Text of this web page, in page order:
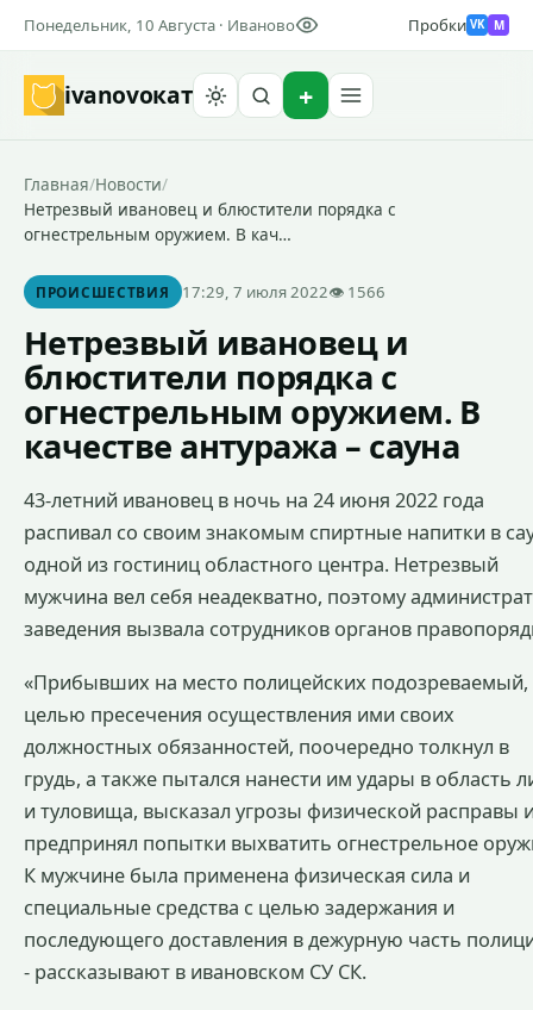
Понедельник, 10 Августа · Иваново Пробки VK M
ivanovoкат
Главная/Новости/
Нетрезвый ивановец и блюстители порядка с
огнестрельным оружием. В кач…
ПРОИСШЕСТВИЯ 17:29, 7 июля 2022👁 1566
Нетрезвый ивановец и
блюстители порядка с
огнестрельным оружием. В
качестве антуража – сауна
43-летний ивановец в ночь на 24 июня 2022 года
распивал со своим знакомым спиртные напитки в
одной из гостиниц областного центра. Нетрезвый
мужчина вел себя неадекватно, поэтому
заведения вызвала сотрудников органов
«Прибывших на место полицейских подозреваемый,
целью пресечения осуществления ими своих
должностных обязанностей, поочередно толкнул в
грудь, а также пытался нанести им удары в область
и туловища, высказал угрозы физической расправы
предпринял попытки выхватить огнестрельное
К мужчине была применена физическая сила и
специальные средства с целью задержания и
последующего доставления в дежурную часть
- рассказывают в ивановском СУ СК.